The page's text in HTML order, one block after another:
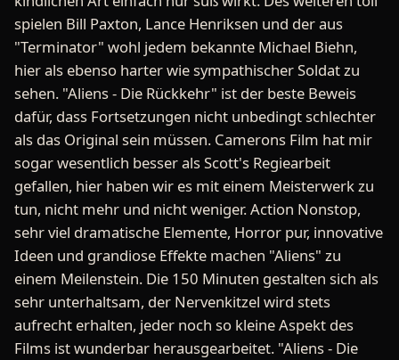
spielen Bill Paxton, Lance Henriksen und der aus
"Terminator" wohl jedem bekannte Michael Biehn,
hier als ebenso harter wie sympathischer Soldat zu
sehen. "Aliens - Die Rückkehr" ist der beste Beweis
dafür, dass Fortsetzungen nicht unbedingt schlechter
als das Original sein müssen. Camerons Film hat mir
sogar wesentlich besser als Scott's Regiearbeit
gefallen, hier haben wir es mit einem Meisterwerk zu
tun, nicht mehr und nicht weniger. Action Nonstop,
sehr viel dramatische Elemente, Horror pur, innovative
Ideen und grandiose Effekte machen "Aliens" zu
einem Meilenstein. Die 150 Minuten gestalten sich als
sehr unterhaltsam, der Nervenkitzel wird stets
aufrecht erhalten, jeder noch so kleine Aspekt des
Films ist wunderbar herausgearbeitet. "Aliens - Die